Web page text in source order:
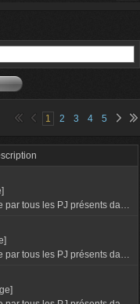
1 2 3 4 5
par tous les PJ présents dans
par défaut si /dire
par tous les PJ présents dans
par défaut si /crier